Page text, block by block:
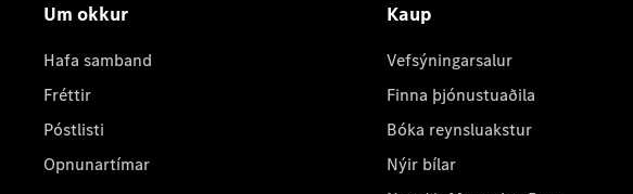
Um okkur
Hafa samband
Fréttir
Póstlisti
Opnunartímar
Kaup
Vefsýningarsalur
Finna þjónustuaðila
Bóka reynsluakstur
Nýir bílar